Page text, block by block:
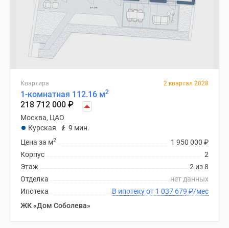
Квартира 2 квартал 2028
1-комнатная 112.16 м2
218 712 000 ₽
Москва, ЦАО
Курская
9 мин.
1 950 000 ₽
Цена за м2
2
Корпус
2 из 8
Этаж
нет данных
Отделка
В ипотеку от 1 037 679 ₽/мес
Ипотека
ЖК «Дом Соболева»